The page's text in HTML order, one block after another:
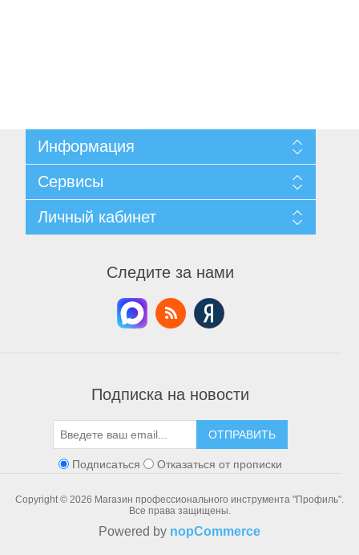
Информация
Доставка и возврат
Согласие на обработку персональных данных
Условия использования
О нас
Сервисы
Архив новостей
Вы уже смотрели
Личный кабинет
Мои списки пожелания
Следите за нами
Подписка на новости
ОТПРАВИТЬ
Подписаться Отказаться от прописки
Copyright © 2026 Магазин профессионального инструмента "Профиль".
Все права защищены.
Powered by nopCommerce